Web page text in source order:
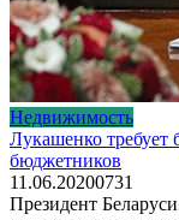
Недвижимость
Лукашенко требует
бюджетников
11.06.20200731
Президент